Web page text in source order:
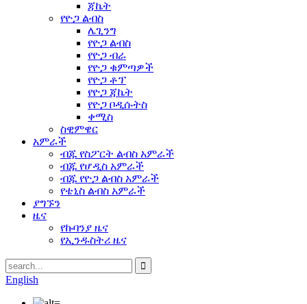
ጃኬት
የዮጋ ልብስ
ሌጊንግ
የዮጋ ልብስ
የዮጋ ብራ
የዮጋ ቁምጣዎች
የዮጋ ቶፕ
የዮጋ ጃኬት
የዮጋ ቦዲሱትስ
ቀሚስ
ስዊምዌር
አምራች
ብጁ የስፖርት ልብስ አምራች
ብጁ የሆዲስ አምራች
ብጁ የዮጋ ልብስ አምራች
የቴኒስ ልብስ አምራች
ያግኙን
ዜና
የኩባንያ ዜና
የኢንዱስትሪ ዜና
English